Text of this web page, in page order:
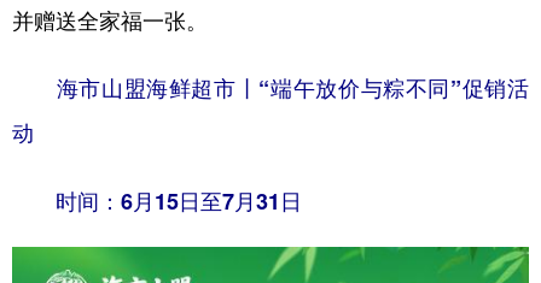
并赠送全家福一张。
海市山盟海鲜超市丨“端午放价与粽不同”促销活
动
时间：6月15日至7月31日